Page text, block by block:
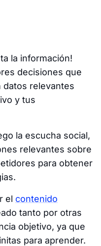
la información!
decisiones que
datos relevantes
y tus
la escucha social,
relevantes sobre
para obtener
el contenido
tanto por otras
objetivo, ya que
para aprender.